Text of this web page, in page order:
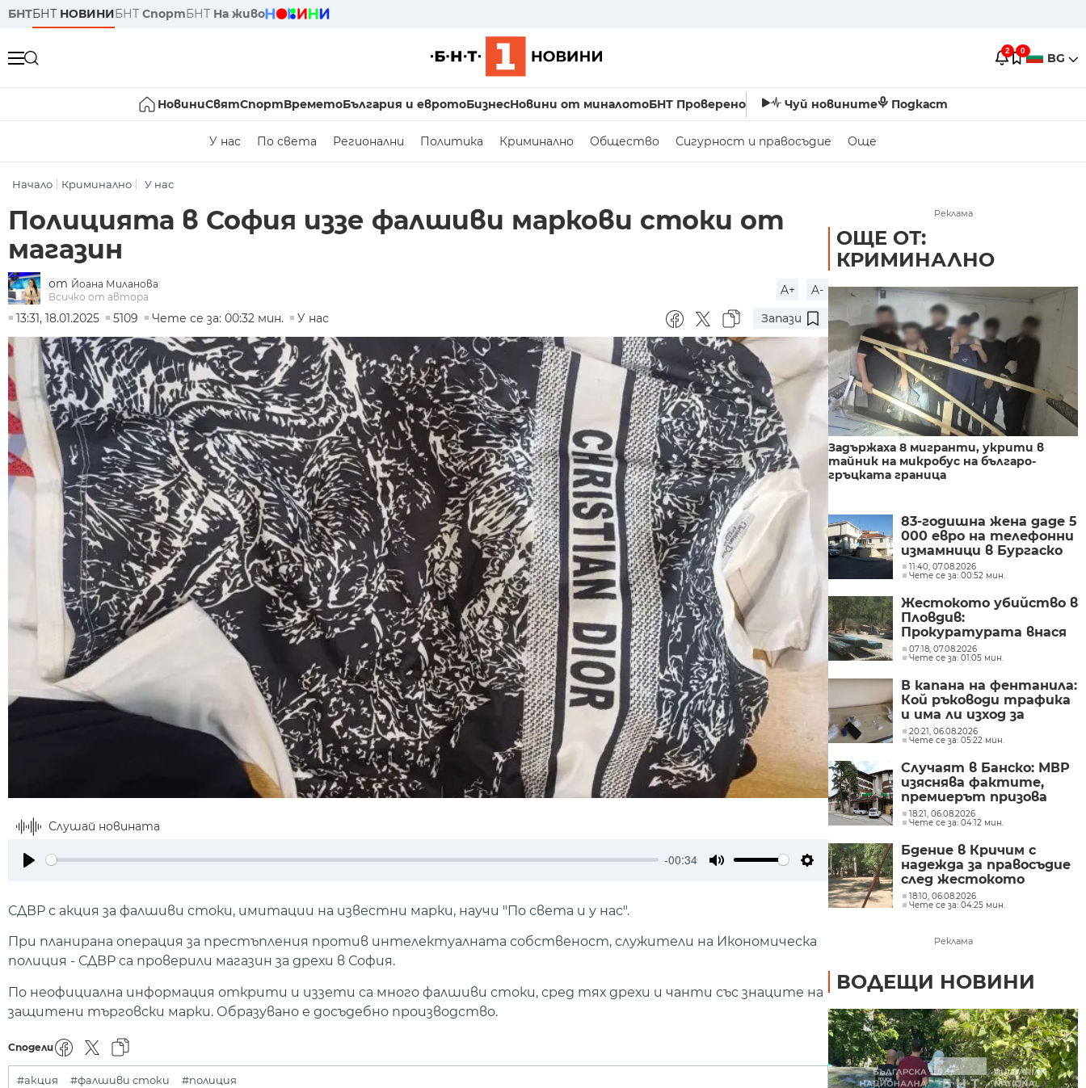
БНТБНТ НОВИНИБНТ СпортБНТ На живо
2 0 BG
НовиниСвятСпортВреметоБългария и евротоБизнесНовини от миналотоБНТ Проверено Чуй новините Подкаст
У нас По света Регионални Политика Криминално Общество Сигурност и правосъдие Още
Начало Криминално У нас
Полицията в София иззе фалшиви маркови стоки от
магазин
от Йоана Миланова
Всичко от автора
A+
A-
13:31, 18.01.2025
5109 Чете се за: 00:32 мин. У нас Запази
Слушай новината
-00:34
Settings
СДВР с акция за фалшиви стоки, имитации на известни марки, научи "По света и у нас".
При планирана операция за престъпления против интелектуалната собственост, служители на Икономическа
полиция - СДВР са проверили магазин за дрехи в София.
По неофициална информация открити и иззети са много фалшиви стоки, сред тях дрехи и чанти със знаците на
защитени търговски марки. Образувано е досъдебно производство.
Сподели
#акция #фалшиви стоки #полиция
Реклама
ОЩЕ ОТ:
КРИМИНАЛНО
Задържаха 8 мигранти, укрити в
тайник на микробус на българо-
гръцката граница
83-годишна жена даде 5
000 евро на телефонни
измамници в Бургаско
11:40, 07.08.2026
Чете се за: 00:52 мин.
Жестокото убийство в
Пловдив:
Прокуратурата внася
искане за „задържане
под стража“
07:18, 07.08.2026
Чете се за: 01:05 мин.
В капана на фентанила:
Кой ръководи трафика
и има ли изход за
пристрастените?
20:21, 06.08.2026
Чете се за: 05:22 мин.
Случаят в Банско: МВР
изяснява фактите,
премиерът призова
чужденците да
спазват законите
18:21, 06.08.2026
Чете се за: 04:12 мин.
Бдение в Кричим с
надежда за правосъдие
след жестокото
убийство на млад мъж
в Пловдив от
18:10, 06.08.2026
Чете се за: 04:25 мин.
Реклама
ВОДЕЩИ НОВИНИ